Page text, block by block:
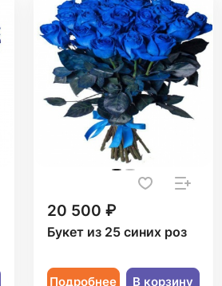
20 500 ₽
Букет из 25 синих роз
Подробнее В корзину